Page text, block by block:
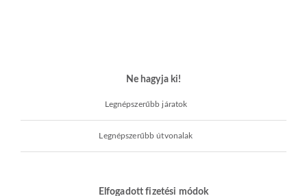
Ne hagyja ki!
Legnépszerűbb járatok
Legnépszerűbb útvonalak
Elfogadott fizetési módok